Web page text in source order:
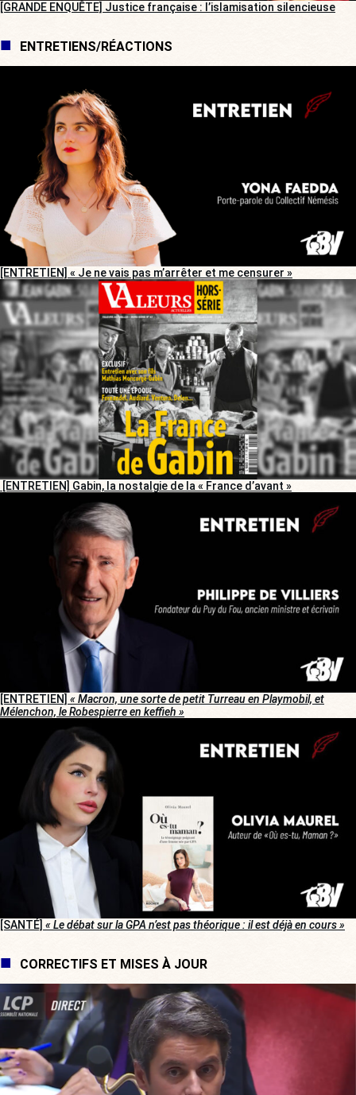
[GRANDE ENQUÊTE] Justice française : l’islamisation silencieuse
ENTRETIENS/RÉACTIONS
[ENTRETIEN] « Je ne vais pas m’arrêter et me censurer »
[ENTRETIEN] Gabin, la nostalgie de la « France d’avant »
[ENTRETIEN] « Macron, une sorte de petit Turreau en Playmobil, et
Mélenchon, le Robespierre en keffieh »
[SANTÉ] « Le débat sur la GPA n’est pas théorique : il est déjà en cours »
CORRECTIFS ET MISES À JOUR